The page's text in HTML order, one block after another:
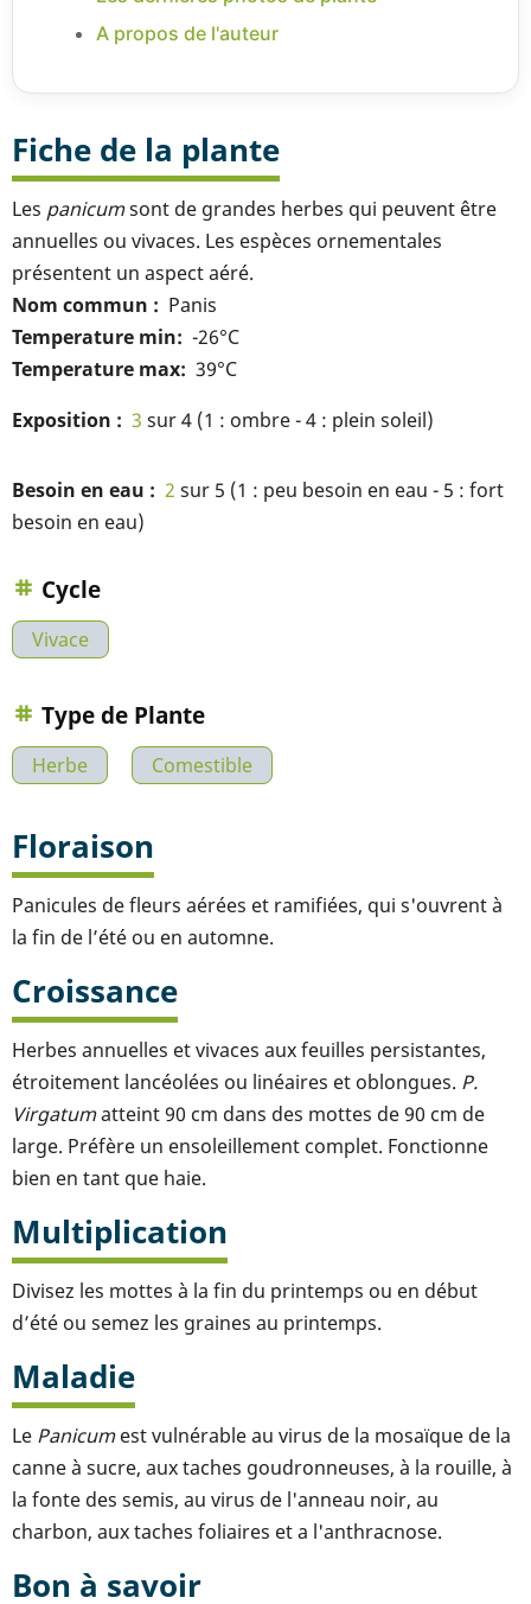
A propos de l'auteur
Fiche de la plante
Les panicumsont de grandes herbes qui peuvent être
annuelles ou vivaces. Les espèces ornementales
présentent un aspect aéré.
Nom commun
Panis
Temperature min
-26°C
Temperature max 39°C
Exposition
3 sur 4 (1 : ombre - 4 : plein soleil)
Besoin en eau 2 sur 5 (1 : peu besoin en eau - 5 : fort
besoin en eau)
Cycle
Vivace
Type de Plante
Herbe Comestible
Floraison
Panicules de fleurs aérées et ramifiées, qui s'ouvrent à
la fin de l’été ou en automne.
Croissance
Herbes annuelles et vivaces aux feuilles persistantes,
étroitement lancéolées ou linéaires et oblongues. P.
Virgatumatteint 90 cm dans des mottes de 90 cm de
large. Préfère un ensoleillement complet. Fonctionne
bien en tant que haie.
Multiplication
Divisez les mottes à la fin du printemps ou en début
d’été ou semez les graines au printemps.
Maladie
Le Panicumest vulnérable au virus de la mosaïque de la
canne à sucre, aux taches goudronneuses, à la rouille, à
la fonte des semis, au virus de l'anneau noir, au
charbon, aux taches foliaires et a l'anthracnose.
Bon à savoir